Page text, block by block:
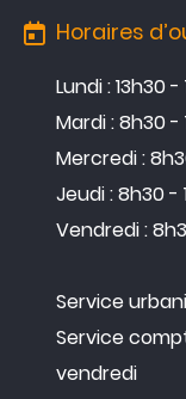
Horaires
Lundi : 13h30 -
Mardi : 8h30 -
Mercredi :
Jeudi : 8h30 -
Vendredi :
Service
Service
vendredi